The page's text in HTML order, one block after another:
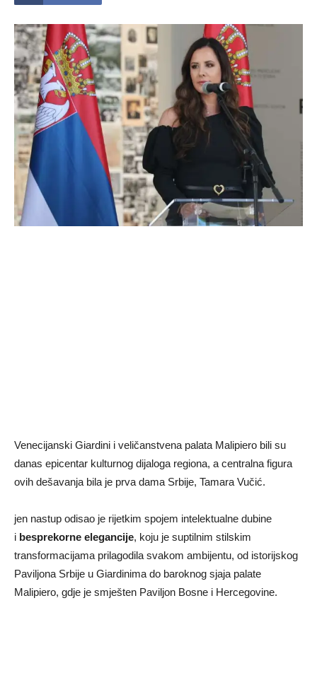
Venecijanski Giardini i veličanstvena palata Malipiero bili su
danas epicentar kulturnog dijaloga regiona, a centralna figura
ovih dešavanja bila je prva dama Srbije, Tamara Vučić.
jen nastup odisao je rijetkim spojem intelektualne dubine
i besprekorne elegancije, koju je suptilnim stilskim
transformacijama prilagodila svakom ambijentu, od istorijskog
Paviljona Srbije u Giardinima do baroknog sjaja palate
Malipiero, gdje je smješten Paviljon Bosne i Hercegovine.